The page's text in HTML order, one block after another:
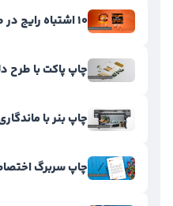
۱۰ اشتباه رایج در طراحی و چاپ پوستر و را...
چاپ پاکت با طرح
چاپ بنر با
چاپ سربرگ